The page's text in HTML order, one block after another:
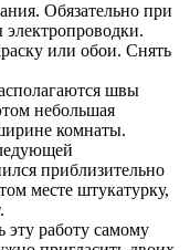
Обязательно при
или обои. Снять
швы
небольшая
комнаты.
приблизительно
месте штукатурку,
работу самому